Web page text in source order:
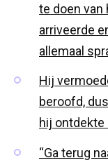
te doen van
arriveerde
allemaal
Hij
beroofd,
hij
“Ga terug